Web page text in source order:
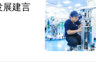
展建言